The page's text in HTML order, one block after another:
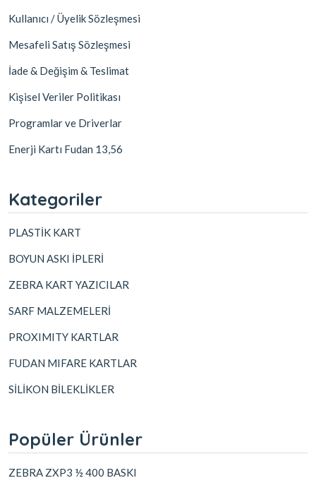
Kullanıcı / Üyelik Sözleşmesi
Mesafeli Satış Sözleşmesi
İade & Değişim & Teslimat
Kişisel Veriler Politikası
Programlar ve Driverlar
Enerji Kartı Fudan 13,56
Kategoriler
PLASTİK KART
BOYUN ASKI İPLERİ
ZEBRA KART YAZICILAR
SARF MALZEMELERİ
PROXIMITY KARTLAR
FUDAN MIFARE KARTLAR
SİLİKON BİLEKLİKLER
Popüler Ürünler
ZEBRA ZXP3 ½ 400 BASKI